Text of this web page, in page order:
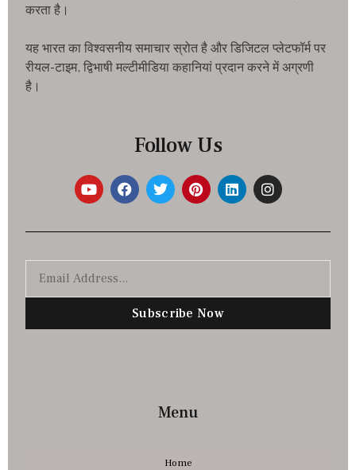
करता है।
यह भारत का विश्वसनीय समाचार स्रोत है और डिजिटल प्लेटफॉर्म पर
रीयल-टाइम, द्विभाषी मल्टीमीडिया कहानियां प्रदान करने में अग्रणी
है।
Follow Us
Subscribe Now
Menu
Home